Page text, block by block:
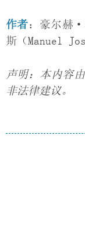
作者：豪尔赫
斯（Manuel
声明：本内容
非法律建议。